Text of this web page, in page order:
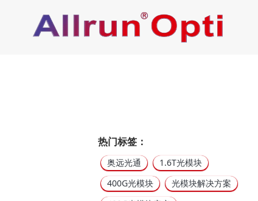
热门标签：
奥远光通
1.6T光模块
400G光模块
光模块解决方案